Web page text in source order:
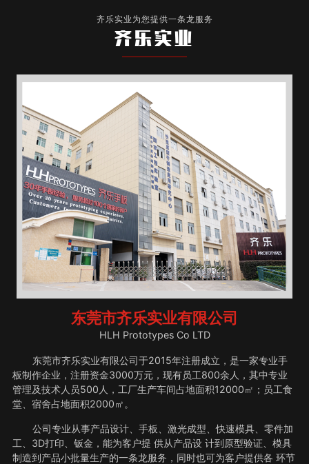
齐乐实业为您提供一条龙服务
齐乐实业
东莞市齐乐实业有限公司
HLH Prototypes Co LTD
东莞市齐乐实业有限公司于2015年注册成立，是一家专业手
板制作企业，注册资金3000万元，现有员工800余人，其中专业
管理及技术人员500人，工厂生产车间占地面积12000㎡；员工食
堂、宿舍占地面积2000㎡。
公司专业从事产品设计、手板、激光成型、快速模具、零件加
工、3D打印、钣金，能为客户提 供从产品设 计到原型验证、模具
制造到产品小批量生产的一条龙服务，同时也可为客户提供各 环节